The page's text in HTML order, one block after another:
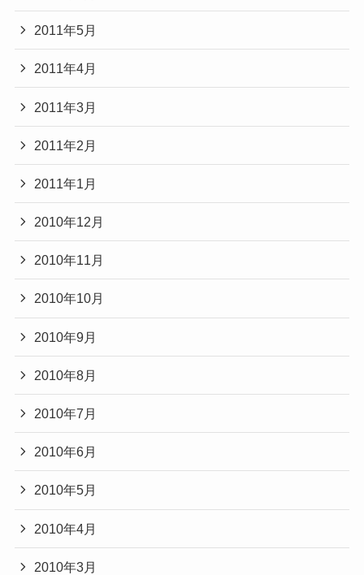
2011年5月
2011年4月
2011年3月
2011年2月
2011年1月
2010年12月
2010年11月
2010年10月
2010年9月
2010年8月
2010年7月
2010年6月
2010年5月
2010年4月
2010年3月